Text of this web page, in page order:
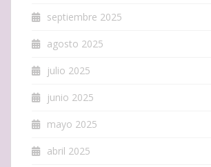
septiembre 2025
agosto 2025
julio 2025
junio 2025
mayo 2025
abril 2025